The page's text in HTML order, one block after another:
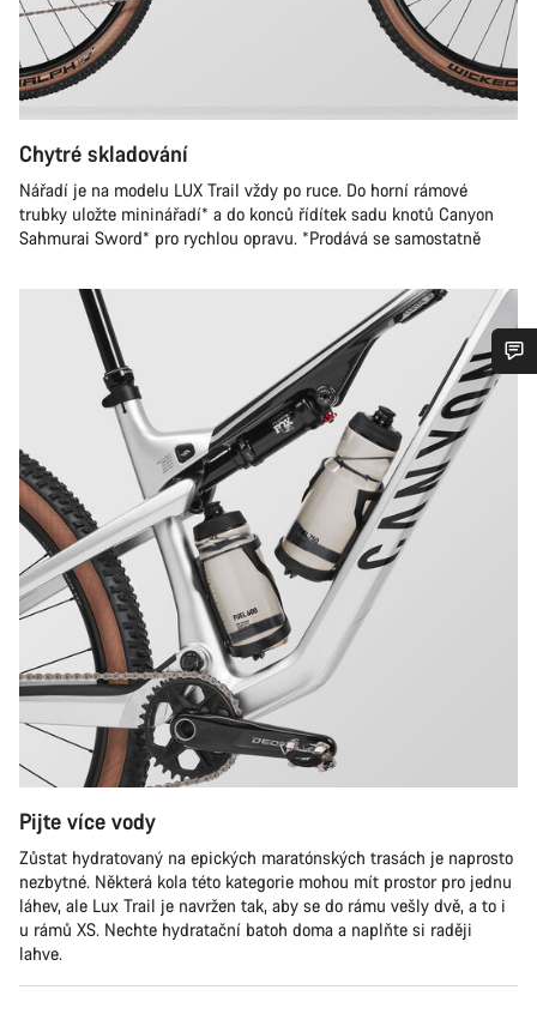
Chytré skladování
Nářadí je na modelu LUX Trail vždy po ruce. Do horní rámové
trubky uložte mininářadí* a do konců řídítek sadu knotů Canyon
Sahmurai Sword* pro rychlou opravu. *Prodává se samostatně
Pijte více vody
Zůstat hydratovaný na epických maratónských trasách je naprosto
nezbytné. Některá kola této kategorie mohou mít prostor pro jednu
láhev, ale Lux Trail je navržen tak, aby se do rámu vešly dvě, a to i
u rámů XS. Nechte hydratační batoh doma a naplňte si raději
lahve.
Potřebujete pomoc?
Naši odborníci podpory zákazníků čekají, aby mohli
odpovědět na vaše dotazy.
Začít chat
Zavřít